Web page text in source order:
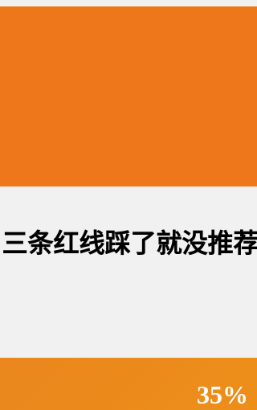
条红线踩了就没推
35%